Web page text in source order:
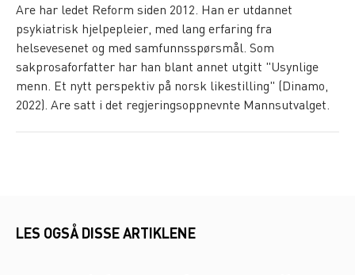
Are har ledet Reform siden 2012. Han er utdannet
psykiatrisk hjelpepleier, med lang erfaring fra
helsevesenet og med samfunnsspørsmål. Som
sakprosaforfatter har han blant annet utgitt "Usynlige
menn. Et nytt perspektiv på norsk likestilling" (Dinamo,
2022). Are satt i det regjeringsoppnevnte Mannsutvalget.
LES OGSÅ DISSE ARTIKLENE